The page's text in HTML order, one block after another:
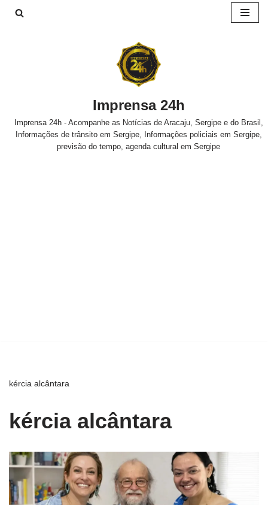
Imprensa 24h
Imprensa 24h - Acompanhe as Notícias de Aracaju, Sergipe e do Brasil,
Informações de trânsito em Sergipe, Informações policiais em Sergipe,
previsão do tempo, agenda cultural em Sergipe
kércia alcântara
kércia alcântara